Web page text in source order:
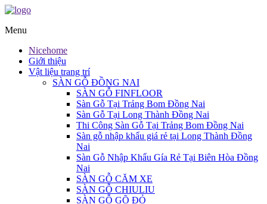
Menu
Nicehome
Giới thiệu
Vật liệu trang trí
SÀN GỖ ĐỒNG NAI
SÀN GỖ FINFLOOR
Sàn Gỗ Tại Trảng Bom Đồng Nai
Sàn Gỗ Tại Long Thành Đồng Nai
Thi Công Sàn Gỗ Tại Trảng Bom Đồng Nai
Sàn gỗ nhập khẩu giá rẻ tại Long Thành Đồng
Nai
Sàn Gỗ Nhập Khẩu Gía Rẻ Tại Biên Hòa Đồng
Nai
SÀN GỖ CĂM XE
SÀN GỖ CHIULIU
SÀN GỖ GÕ ĐỎ